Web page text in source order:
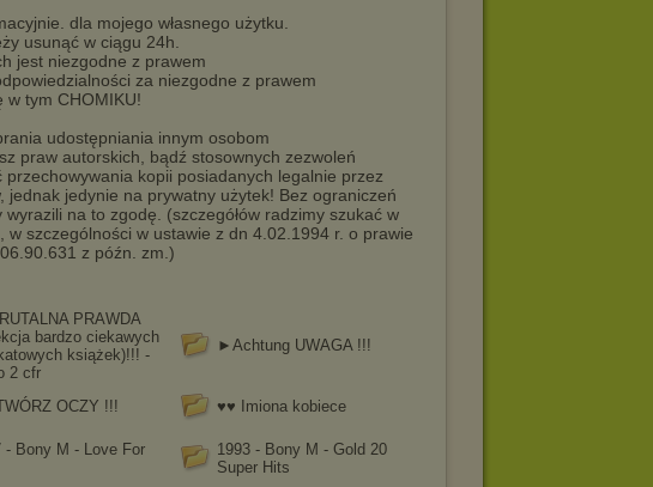
dla mojego własnego użytku.
usunąć w ciągu 24h.
jest niezgodne z prawem
za niezgodne z prawem
w tym CHOMIKU!
udostępniania innym osobom
praw autorskich, bądź stosownych zezwoleń
kopii posiadanych legalnie przez
jedynie na prywatny użytek! Bez ograniczeń
na to zgodę. (szczegółów radzimy szukać w
szczególności w ustawie z dn 4.02.1994 r. o prawie
z późn. zm.)
PRAWDA
bardzo ciekawych
książek)!!! -
2 cfr
►Achtung UWAGA !!!
OCZY !!!
♥♥ Imiona kobiece
- Bony M - Love For
1993 - Bony M - Gold 20
Super Hits